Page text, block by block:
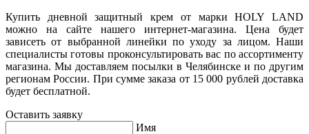
Купить дневной защитный крем от марки HOLY LAND
можно на сайте нашего интернет-магазина. Цена будет
зависеть от выбранной линейки по уходу за лицом. Наши
специалисты готовы проконсультировать вас по ассортименту
магазина. Мы доставляем посылки в Челябинске и по другим
регионам России. При сумме заказа от 15 000 рублей доставка
будет бесплатной.
Оставить заявку
Имя